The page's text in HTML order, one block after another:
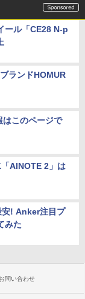
ール「CE28 N-p
ランドHOMUR
はこのページで
AINOTE 2」は
! Anker注目プ
みた
お問い合わせ